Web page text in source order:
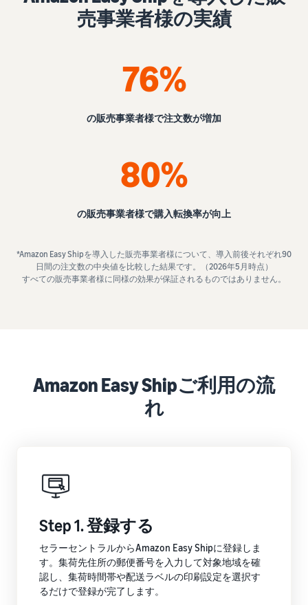
Amazon
出品ブ
介します。
売事業者様の実績
76%
の販売事業者様で注文数が増加
80%
の販売事業者様で購入転換率が向上
*Amazon Easy Shipを導入した販売事業者様について、導入前後それぞれ90
日間の注文数の中央値を比較した結果です。（2026年5月時点）
すべての販売事業者様に同様の効果が保証されるものではありません。
Amazon Easy Shipご利用の流
れ
Step 1. 登録する
セラーセントラルからAmazon Easy Shipに登録しま
す。集荷先住所の郵便番号を入力して対象地域を確
認し、集荷時間帯や配送ラベルの印刷設定を選択す
るだけで登録が完了します。